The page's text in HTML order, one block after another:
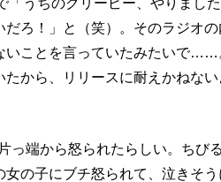
うちのクリーピー、やりまし
ろ！」と（笑）。そのラジオ
いことを言っていたみたいで……
から、リリースに耐えかねな
端から怒られたらしい。ちび
の子にブチ怒られて、泣きそ